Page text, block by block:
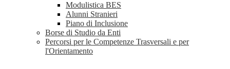
Modulistica BES
Alunni Stranieri
Piano di Inclusione
Borse di Studio da Enti
Percorsi per le Competenze Trasversali e per
l'Orientamento